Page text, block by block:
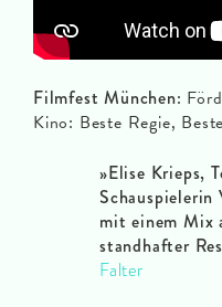
Filmfest München:
Kino: Beste Regie,
»Elise Krieps,
mit einem Mix
standhafter
Falter